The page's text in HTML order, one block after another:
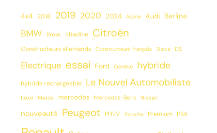
4x4 2018 2019 2020 2024 Alpine Audi Berline
BMW Break citadine Citroën
Constructeurs allemands Constructeurs français Dacia DS
Electrique essai Ford Genève hybride
hybride rechargeable Le Nouvel Automobiliste
Luxe Mazda mercedes Mercedes-Benz Nissan
nouveauté Peugeot PHEV Porsche Premium PSA